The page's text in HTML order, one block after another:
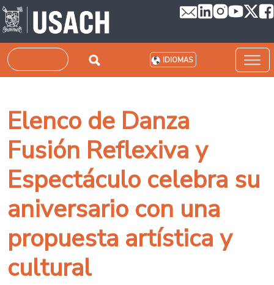
Pasar al contenido principal
Buscar IDIOMAS
Elenco de Danza
Fusión Reflexiva y
Espectáculo celebra su
aniversario con una
propuesta artística y
cultural